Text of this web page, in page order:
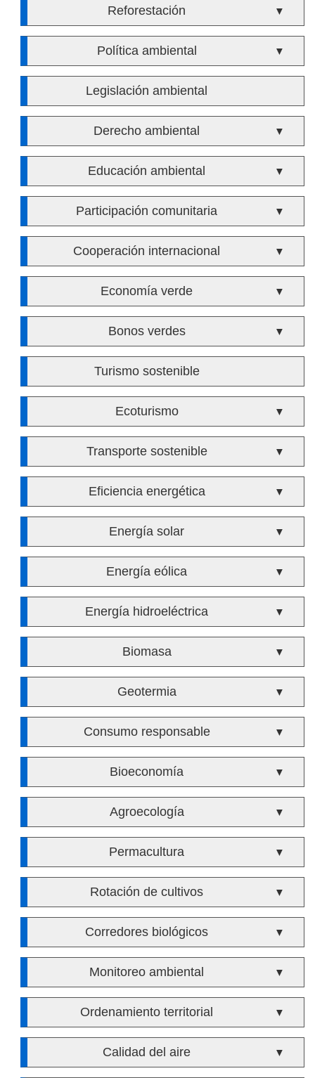
Reforestación ▼
Política ambiental ▼
Legislación ambiental
Derecho ambiental ▼
Educación ambiental ▼
Participación comunitaria ▼
Cooperación internacional ▼
Economía verde ▼
Bonos verdes ▼
Turismo sostenible
Ecoturismo ▼
Transporte sostenible ▼
Eficiencia energética ▼
Energía solar ▼
Energía eólica ▼
Energía hidroeléctrica ▼
Biomasa ▼
Geotermia ▼
Consumo responsable ▼
Bioeconomía ▼
Agroecología ▼
Permacultura ▼
Rotación de cultivos ▼
Corredores biológicos ▼
Monitoreo ambiental ▼
Ordenamiento territorial ▼
Calidad del aire ▼